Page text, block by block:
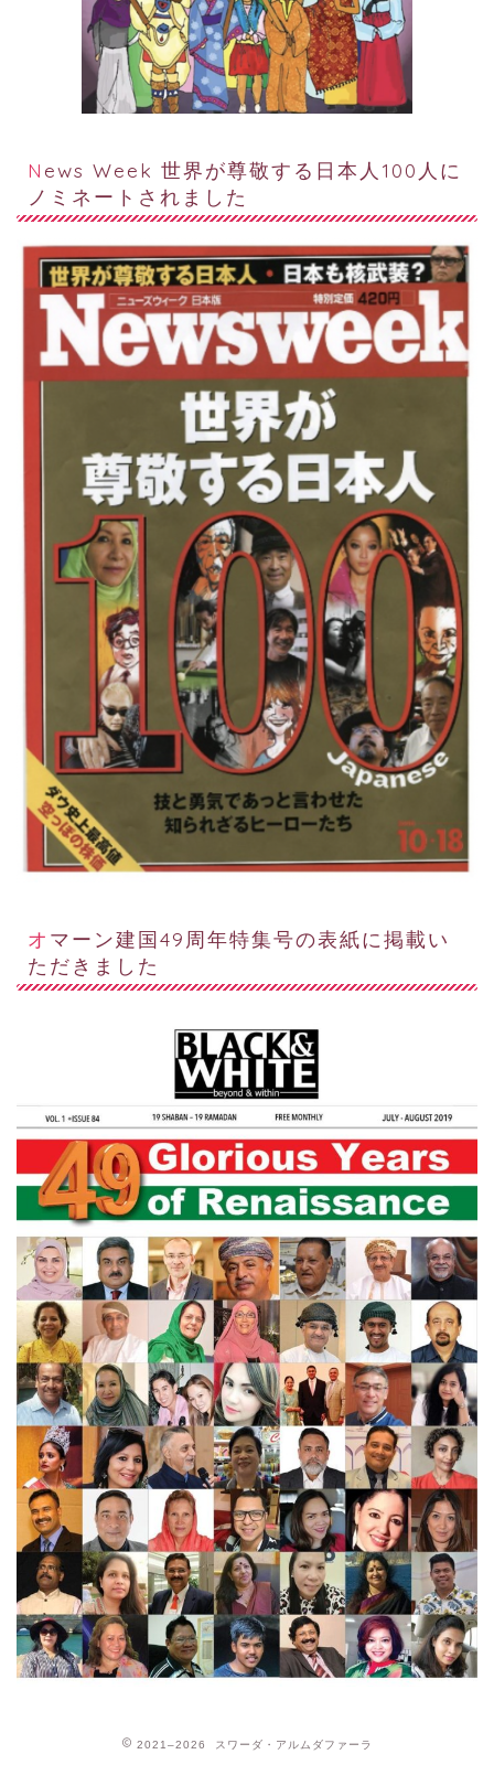
News Week 世界が尊敬する日本人100人に
ノミネートされました
オマーン建国49周年特集号の表紙に掲載い
ただきました
2021–2026 スワーダ・アルムダファーラ